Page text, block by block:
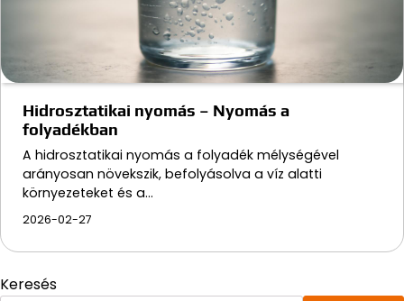
Hidrosztatikai nyomás – Nyomás a
folyadékban
A hidrosztatikai nyomás a folyadék mélységével
arányosan növekszik, befolyásolva a víz alatti
környezeteket és a…
2026-02-27
Keresés